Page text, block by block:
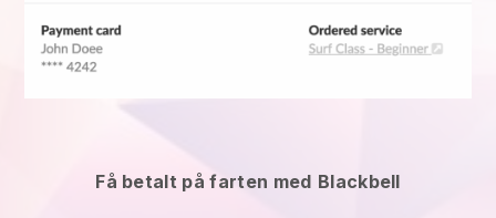
Få betalt på farten med Blackbell